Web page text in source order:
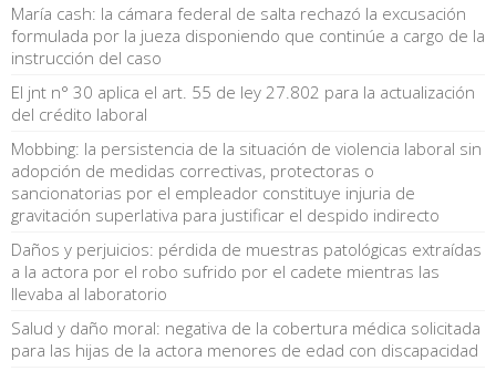
María cash: la cámara federal de salta rechazó la excusación
formulada por la jueza disponiendo que continúe a cargo de la
instrucción del caso
El jnt n° 30 aplica el art. 55 de ley 27.802 para la actualización
del crédito laboral
Mobbing: la persistencia de la situación de violencia laboral sin
adopción de medidas correctivas, protectoras o
sancionatorias por el empleador constituye injuria de
gravitación superlativa para justificar el despido indirecto
Daños y perjuicios: pérdida de muestras patológicas extraídas
a la actora por el robo sufrido por el cadete mientras las
llevaba al laboratorio
Salud y daño moral: negativa de la cobertura médica solicitada
para las hijas de la actora menores de edad con discapacidad